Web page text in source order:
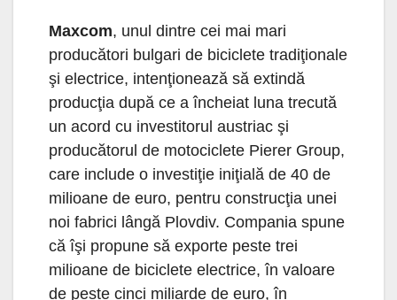
Maxcom, unul dintre cei mai mari
producători bulgari de biciclete tradiţionale
şi electrice, intenţionează să extindă
producţia după ce a încheiat luna trecută
un acord cu investitorul austriac şi
producătorul de motociclete Pierer Group,
care include o investiţie iniţială de 40 de
milioane de euro, pentru construcţia unei
noi fabrici lângă Plovdiv. Compania spune
că îşi propune să exporte peste trei
milioane de biciclete electrice, în valoare
de peste cinci miliarde de euro, în